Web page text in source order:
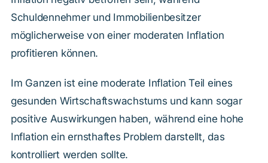
Schuldennehmer und Immobilienbesitzer
möglicherweise von einer moderaten Inflation
profitieren können.
Im Ganzen ist eine moderate Inflation Teil eines
gesunden Wirtschaftswachstums und kann sogar
positive Auswirkungen haben, während eine hohe
Inflation ein ernsthaftes Problem darstellt, das
kontrolliert werden sollte.